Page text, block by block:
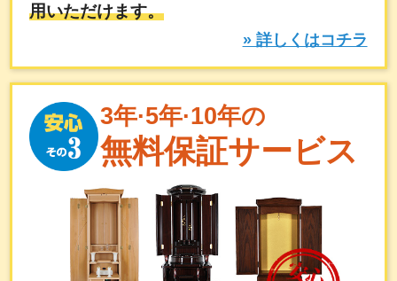
用いただけます。
» 詳しくはコチラ
3年·5年·10年の
無料保証サービス